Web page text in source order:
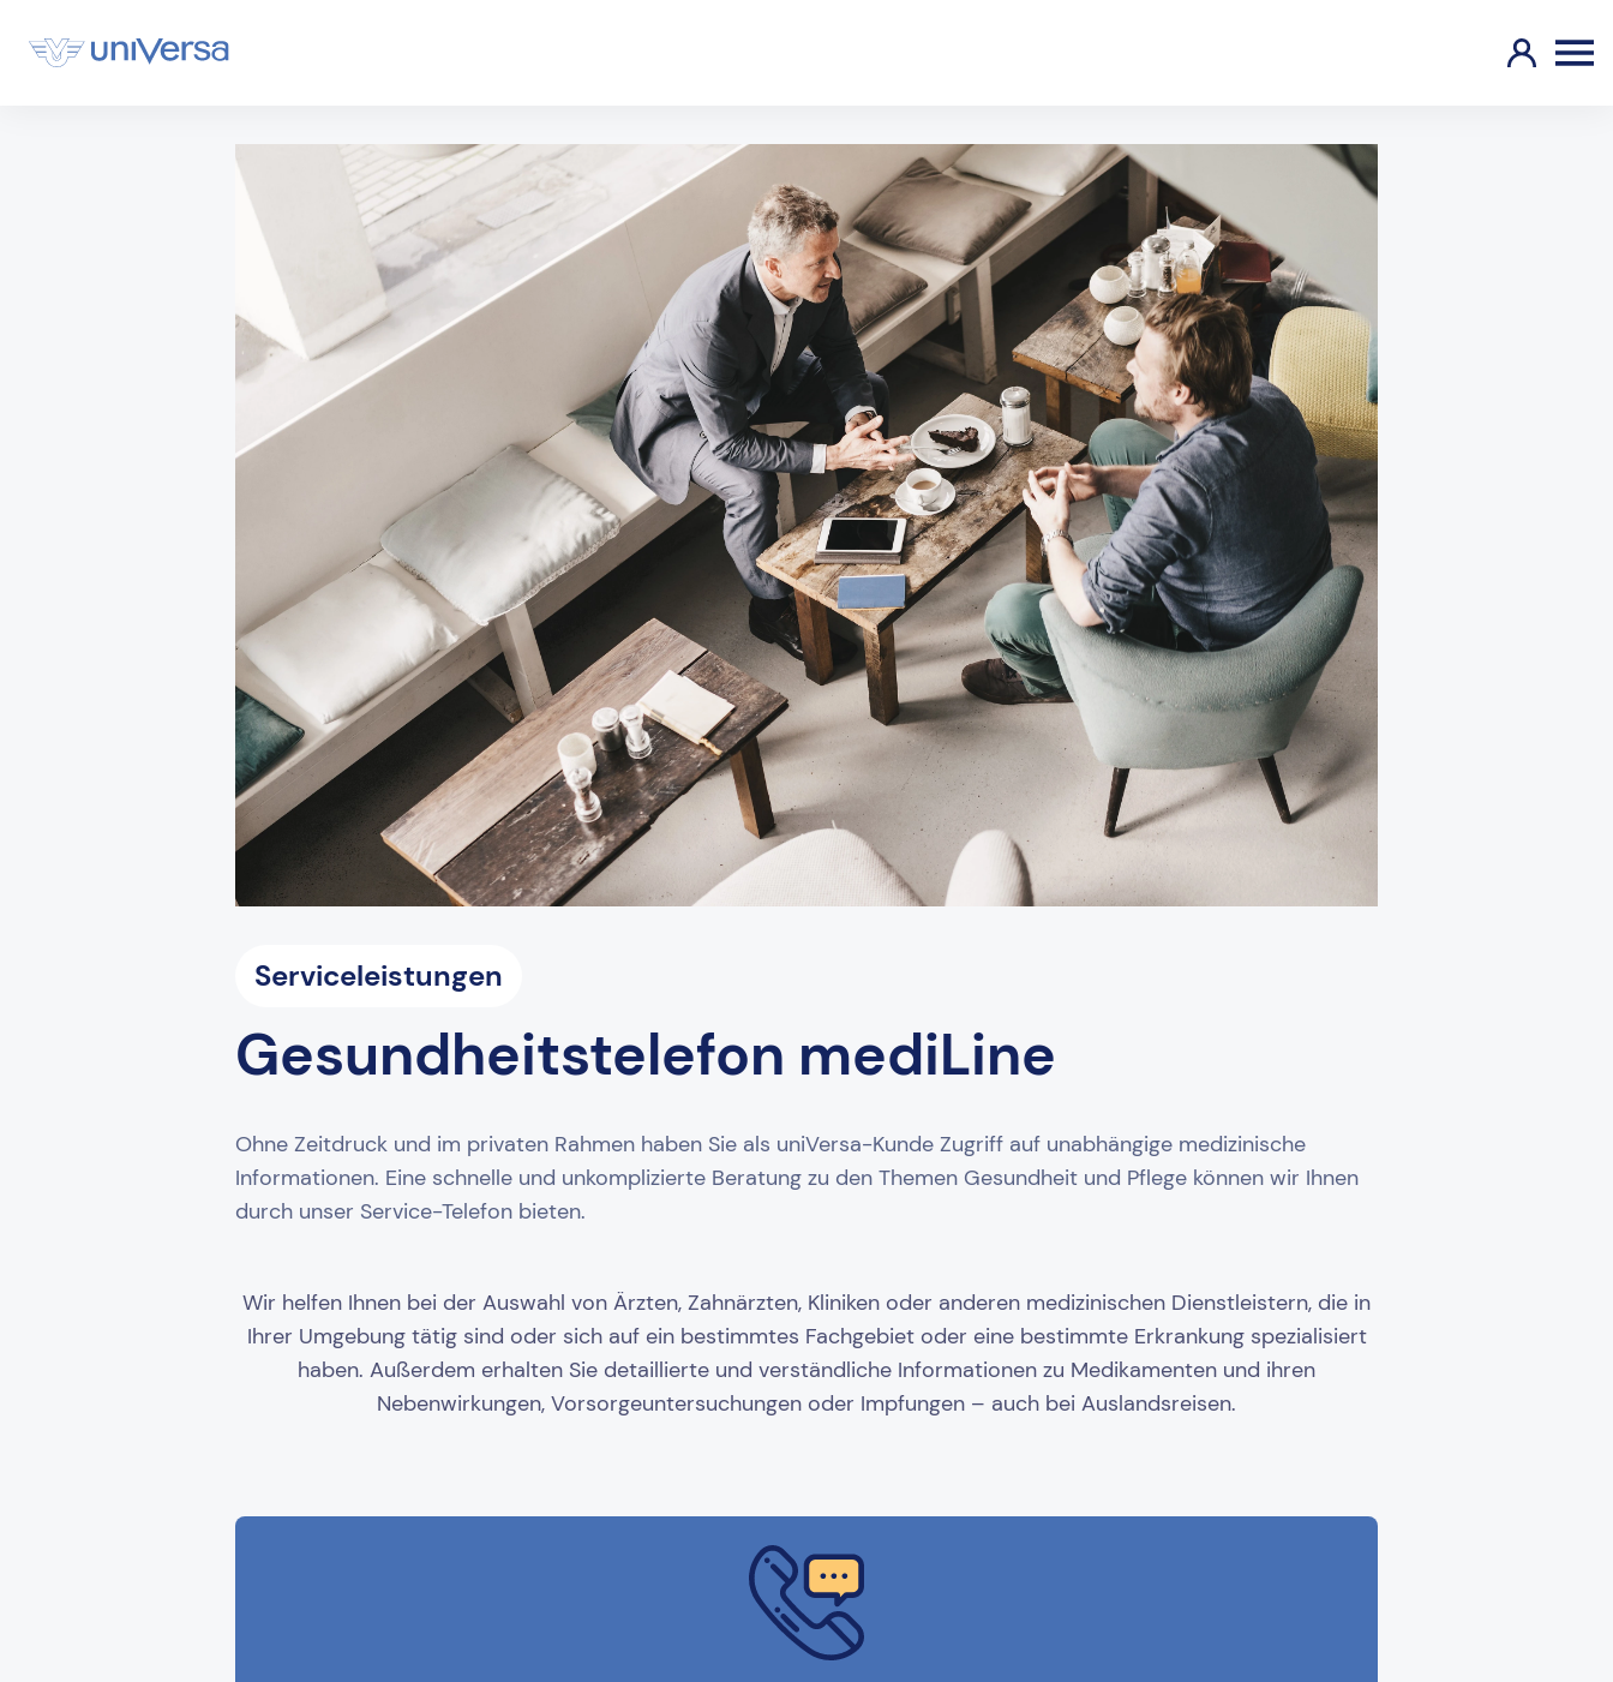
Serviceleistungen
Gesundheitstelefon mediLine
Ohne Zeitdruck und im privaten Rahmen haben Sie als uniVersa-Kunde Zugriff auf unabhängige medizinische
Informationen. Eine schnelle und unkomplizierte Beratung zu den Themen Gesundheit und Pflege können wir Ihnen
durch unser Service-Telefon bieten.
Wir helfen Ihnen bei der Auswahl von Ärzten, Zahnärzten, Kliniken oder anderen medizinischen Dienstleistern, die in
Ihrer Umgebung tätig sind oder sich auf ein bestimmtes Fachgebiet oder eine bestimmte Erkrankung spezialisiert
haben. Außerdem erhalten Sie detaillierte und verständliche Informationen zu Medikamenten und ihren
Nebenwirkungen, Vorsorgeuntersuchungen oder Impfungen – auch bei Auslandsreisen.